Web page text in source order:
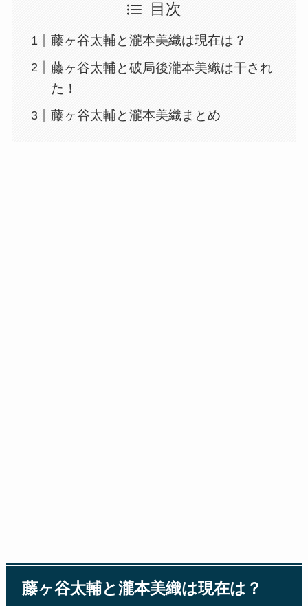
目次
藤ヶ谷太輔と瀧本美織は現在は？
藤ヶ谷太輔と破局後瀧本美織は干され
た！
藤ヶ谷太輔と瀧本美織まとめ
藤ヶ谷太輔と瀧本美織は現在は？